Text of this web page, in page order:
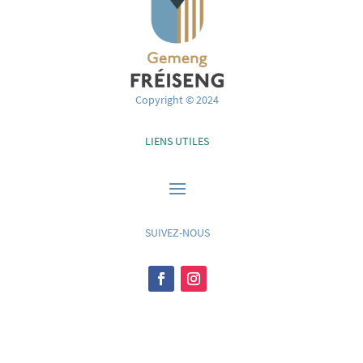
Copyright © 2024
LIENS UTILES
SUIVEZ-NOUS